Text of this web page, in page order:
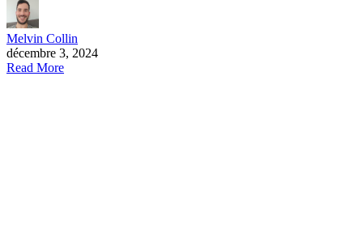
Melvin Collin
décembre 3, 2024
Read More